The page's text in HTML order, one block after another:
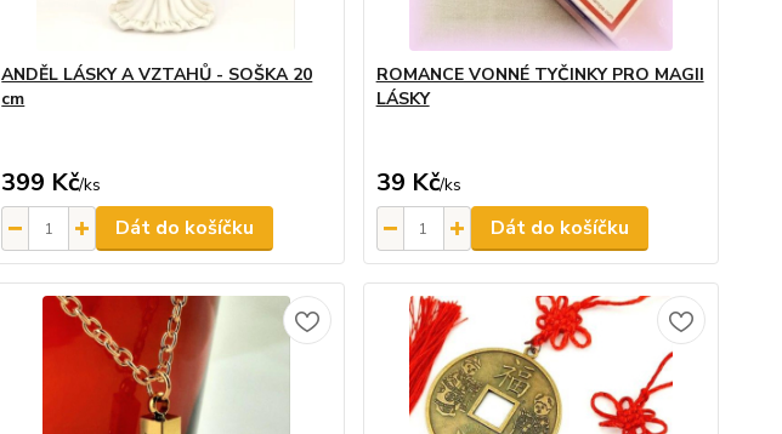
ANDĚL LÁSKY A VZTAHŮ - SOŠKA 20
cm
399 Kč/ks
Dát do košíčku
ROMANCE VONNÉ TYČINKY PRO MAGII
LÁSKY
39 Kč/ks
Dát do košíčku